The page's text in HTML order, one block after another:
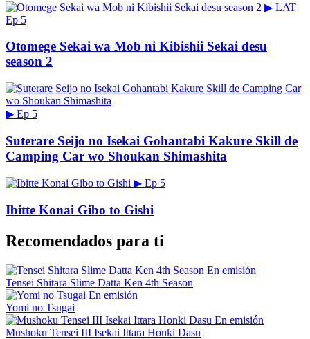
▶ LAT
Ep 5
Otomege Sekai wa Mob ni Kibishii Sekai desu
season 2
▶ Ep 5
Suterare Seijo no Isekai Gohantabi Kakure Skill de
Camping Car wo Shoukan Shimashita
▶ Ep 5
Ibitte Konai Gibo to Gishi
Recomendados para ti
En emisión
Tensei Shitara Slime Datta Ken 4th Season
En emisión
Yomi no Tsugai
En emisión
Mushoku Tensei III Isekai Ittara Honki Dasu